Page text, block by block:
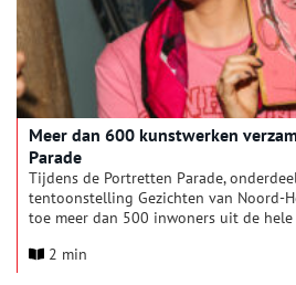
Meer dan 600 kunstwerken
Parade
Tijdens de Portretten Parade,
tentoonstelling Gezichten van Noord-
toe meer dan 500 inwoners uit de
Het participatieproject groeide sinds
2 min